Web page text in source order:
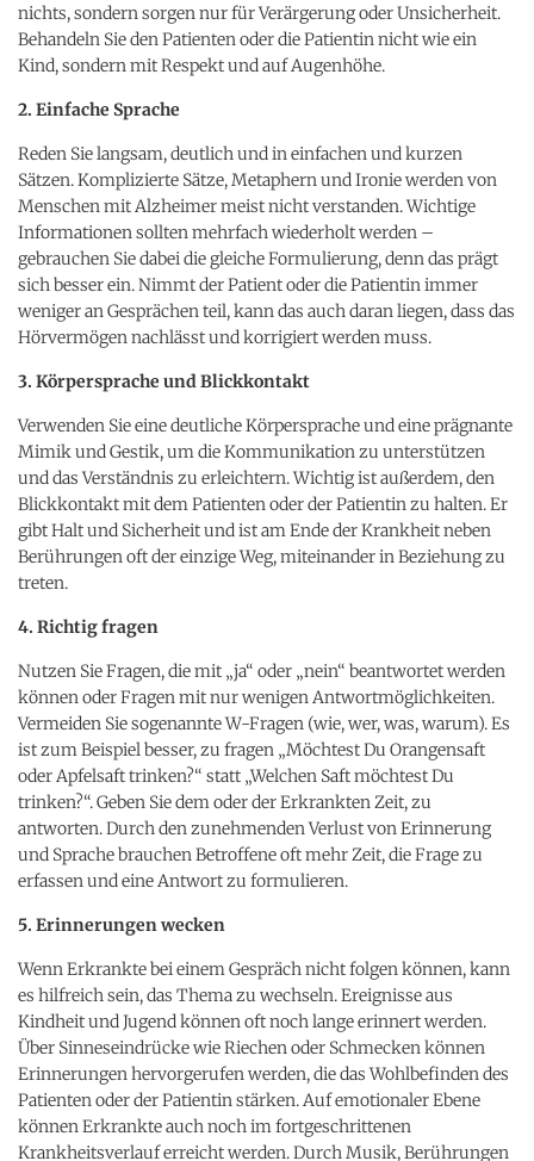
nichts, sondern sorgen nur für Verärgerung oder Unsicherheit.
Behandeln Sie den Patienten oder die Patientin nicht wie ein
Kind, sondern mit Respekt und auf Augenhöhe.
2. Einfache Sprache
Reden Sie langsam, deutlich und in einfachen und kurzen
Sätzen. Komplizierte Sätze, Metaphern und Ironie werden von
Menschen mit Alzheimer meist nicht verstanden. Wichtige
Informationen sollten mehrfach wiederholt werden –
gebrauchen Sie dabei die gleiche Formulierung, denn das prägt
sich besser ein. Nimmt der Patient oder die Patientin immer
weniger an Gesprächen teil, kann das auch daran liegen, dass das
Hörvermögen nachlässt und korrigiert werden muss.
3. Körpersprache und Blickkontakt
Verwenden Sie eine deutliche Körpersprache und eine prägnante
Mimik und Gestik, um die Kommunikation zu unterstützen
und das Verständnis zu erleichtern. Wichtig ist außerdem, den
Blickkontakt mit dem Patienten oder der Patientin zu halten. Er
gibt Halt und Sicherheit und ist am Ende der Krankheit neben
Berührungen oft der einzige Weg, miteinander in Beziehung zu
treten.
4. Richtig fragen
Nutzen Sie Fragen, die mit „ja“ oder „nein“ beantwortet werden
können oder Fragen mit nur wenigen Antwortmöglichkeiten.
Vermeiden Sie sogenannte W-Fragen (wie, wer, was, warum). Es
ist zum Beispiel besser, zu fragen „Möchtest Du Orangensaft
oder Apfelsaft trinken?“ statt „Welchen Saft möchtest Du
trinken?“. Geben Sie dem oder der Erkrankten Zeit, zu
antworten. Durch den zunehmenden Verlust von Erinnerung
und Sprache brauchen Betroffene oft mehr Zeit, die Frage zu
erfassen und eine Antwort zu formulieren.
5. Erinnerungen wecken
Wenn Erkrankte bei einem Gespräch nicht folgen können, kann
es hilfreich sein, das Thema zu wechseln. Ereignisse aus
Kindheit und Jugend können oft noch lange erinnert werden.
Über Sinneseindrücke wie Riechen oder Schmecken können
Erinnerungen hervorgerufen werden, die das Wohlbefinden des
Patienten oder der Patientin stärken. Auf emotionaler Ebene
können Erkrankte auch noch im fortgeschrittenen
Krankheitsverlauf erreicht werden. Durch Musik, Berührungen